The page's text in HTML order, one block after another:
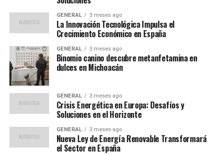
María López, experta en educación digital, comentó:
“La tecnología no solo está
haciendo que la educación
sea más accesible, sino que
también está
personalizando la
experiencia de aprendizaje
para cada estudiante.”
GENERAL 3 meses ago
La Innovación Tecnológica Impulsa el
Crecimiento Económico en España
GENERAL 3 meses ago
Binomio canino descubre metanfetamina en
dulces en Michoacán
GENERAL 3 meses ago
Crisis Energética en Europa: Desafíos y
Soluciones en el Horizonte
GENERAL 3 meses ago
Nueva Ley de Energía Renovable Transformará
el Sector en España